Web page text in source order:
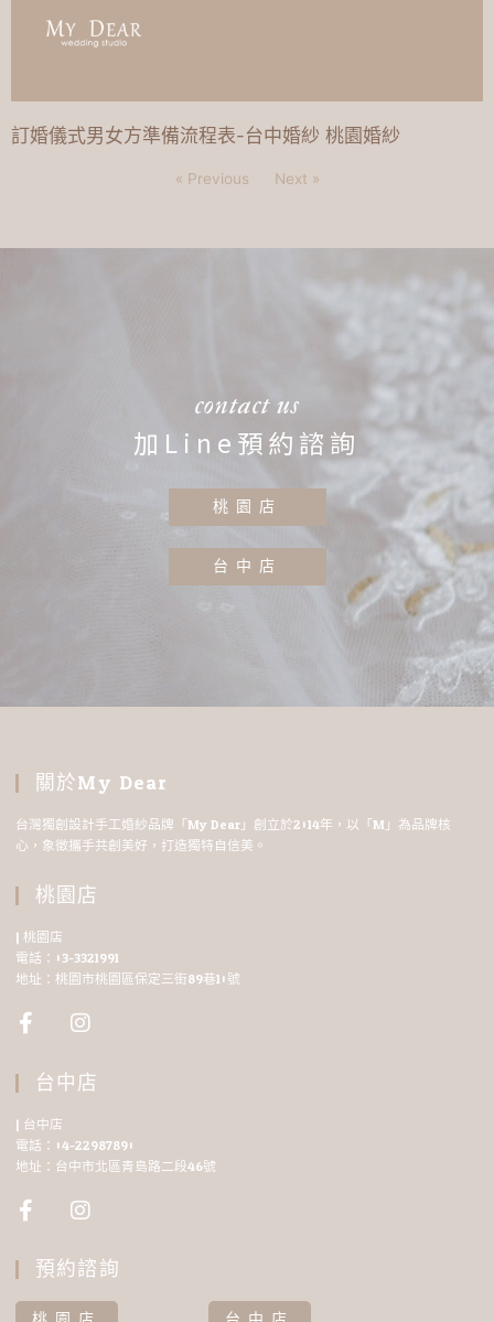
訂婚儀式男女方準備流程表-台中婚紗 桃園婚紗
« Previous Next »
contact us
加Line預約諮詢
桃園店
台中店
關於My Dear
台灣獨創設計手工婚紗品牌「My Dear」創立於2014年，以「M」為品牌核
心，象徵攜手共創美好，打造獨特自信美。
桃園店
| 桃園店
電話：03-3321991
地址：桃園市桃園區保定三街89巷10號
台中店
| 台中店
電話：04-22987890
地址：台中市北區青島路二段46號
預約諮詢